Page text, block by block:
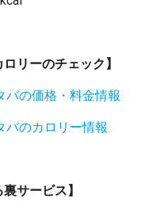
ロリーのチェック】
バの価格・料金情報
バのカロリー情報
裏サービス】